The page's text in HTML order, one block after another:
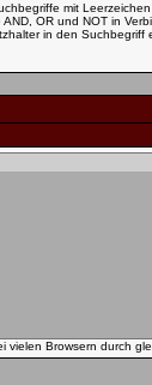
mit
OR und NOT in
in den
vielen Browsern durch